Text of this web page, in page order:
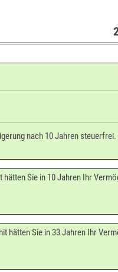
nach 10 Jahren
hätten Sie in 10 Jahren Ihr
hätten Sie in 33 Jahren Ihr